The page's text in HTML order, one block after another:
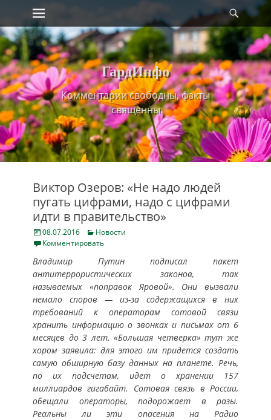
Skip
to
content
Primary Menu
ГардИнфо
Комментарии свободны, факты
священны
Виктор Озеров: «Не надо людей
пугать цифрами, надо с цифрами
идти в правительство»
Posted
on
08.07.2016 Categories
Новости
Комментировать
Владимир Путин подписал пакет
антитеррористических законов, так
называемых «поправок Яровой». Они вызвали
немало споров — из-за содержащихся в них
требований к операторам сотовой связи
хранить информацию о звонках и письмах от 6
месяцев до 3 лет. «Большая четверка» тут же
хором заявила: для этого им придется создать
самую обширную базу данных на планете. Речь,
по их подсчетам, идет о хранении 157
миллиардов гигабайт. Сотовая связь в России,
обещали операторы, подорожает в разы.
Реальны ли эти опасения на Радио